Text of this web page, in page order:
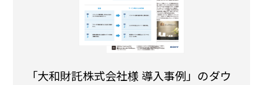
「大和財託株式会社様 導入事例」のダウ